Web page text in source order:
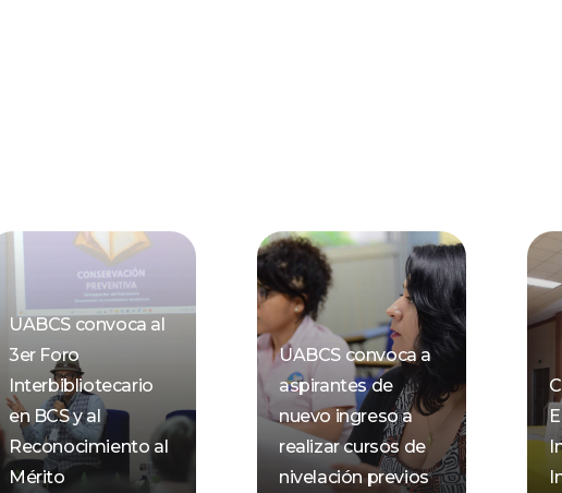
UABCS convoca al
3er Foro
Interbibliotecario
en BCS y al
Reconocimiento al
Mérito
UABCS convoca a
aspirantes de
nuevo ingreso a
realizar cursos de
nivelación previos